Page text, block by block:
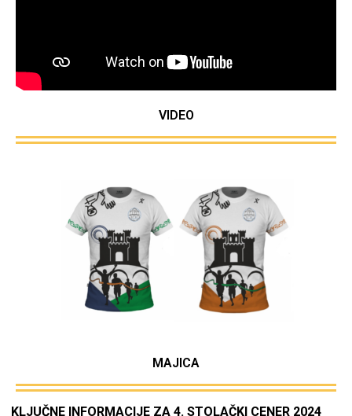
VIDEO
MAJICA
KLJUČNE INFORMACIJE ZA 4. STOLAČKI CENER 2024